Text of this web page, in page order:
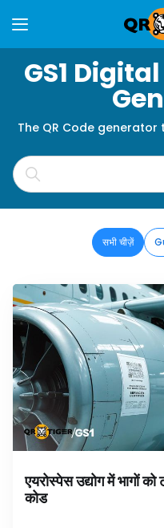
GS1
The QR Code
सभी चीज़ें
एयरोस्पेस उद्योग में भागों
कोड